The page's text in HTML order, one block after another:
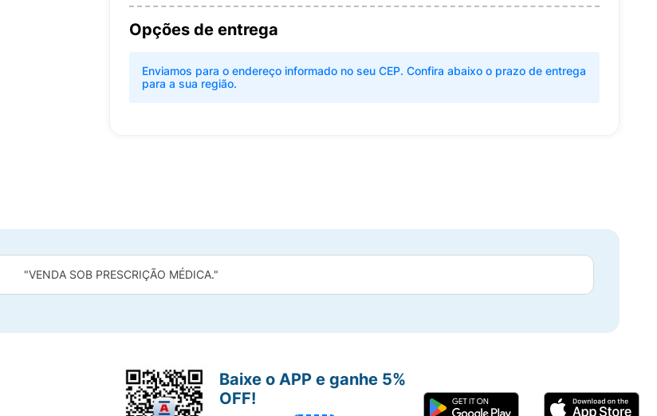
Opções de entrega
Enviamos para o endereço informado no seu CEP. Confira abaixo o prazo de entrega
para a sua região.
"VENDA SOB PRESCRIÇÃO MÉDICA."
Baixe o APP e ganhe 5%
OFF!